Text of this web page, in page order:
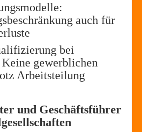
auch für
bei
gewerblichen
Arbeitsteilung
und Geschäftsführer